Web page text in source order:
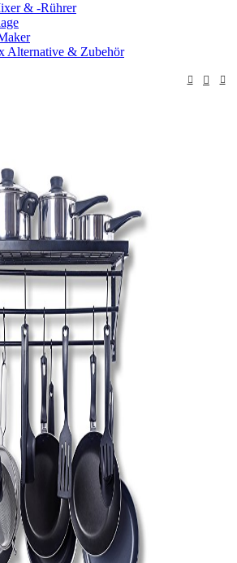
& -Rührer
Alternative & Zubehör